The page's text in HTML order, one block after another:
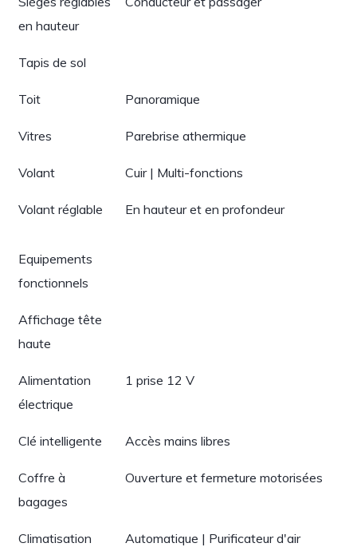
en hauteur
Tapis de sol
Toit Panoramique
Vitres Parebrise athermique
Volant Cuir | Multi-fonctions
Volant réglable En hauteur et en profondeur
Equipements
fonctionnels
Affichage tête
haute
Alimentation
électrique
1 prise 12 V
Clé intelligente Accès mains libres
Coffre à
bagages
Ouverture et fermeture motorisées
Climatisation Automatique | Purificateur d'air